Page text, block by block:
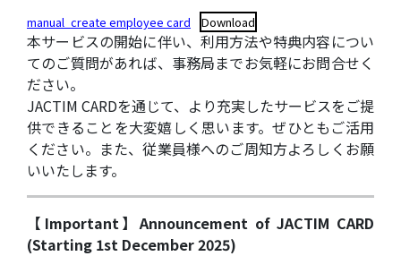
manual_create employee card Download
本サービスの開始に伴い、利用方法や特典内容につい
てのご質問があれば、事務局までお気軽にお問合せく
ださい。
JACTIM CARDを通じて、より充実したサービスをご提
供できることを大変嬉しく思います。ぜひともご活用
ください。また、従業員様へのご周知方よろしくお願
いいたします。
【Important】Announcement of JACTIM CARD
(Starting 1st December 2025)